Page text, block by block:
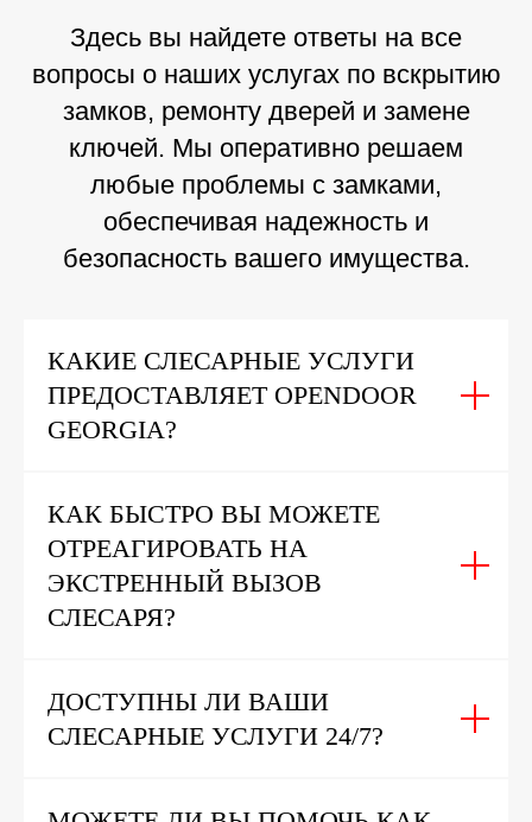
Здесь вы найдете ответы на все
вопросы о наших услугах по вскрытию
замков, ремонту дверей и замене
ключей. Мы оперативно решаем
любые проблемы с замками,
обеспечивая надежность и
безопасность вашего имущества.
КАКИЕ СЛЕСАРНЫЕ УСЛУГИ
ПРЕДОСТАВЛЯЕТ OPENDOOR
GEORGIA?
КАК БЫСТРО ВЫ МОЖЕТЕ
ОТРЕАГИРОВАТЬ НА
ЭКСТРЕННЫЙ ВЫЗОВ
СЛЕСАРЯ?
ДОСТУПНЫ ЛИ ВАШИ
СЛЕСАРНЫЕ УСЛУГИ 24/7?